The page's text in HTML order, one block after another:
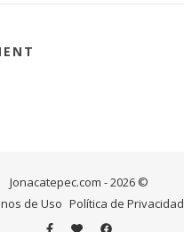
Jonacatepec.com - 2026 ©
de Uso Política de Privacidad